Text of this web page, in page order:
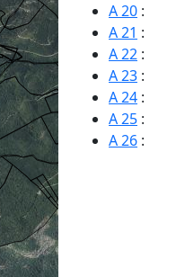
A 20 :
A 21 :
A 22 :
A 23 :
A 24 :
A 25 :
A 26 :